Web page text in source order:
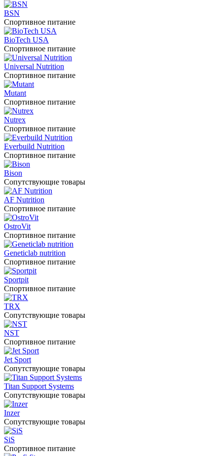
BSN
Спортивное питание
BioTech USA
Спортивное питание
Universal Nutrition
Спортивное питание
Mutant
Спортивное питание
Nutrex
Спортивное питание
Everbuild Nutrition
Спортивное питание
Bison
Сопутствующие товары
AF Nutrition
Спортивное питание
OstroVit
Спортивное питание
Geneticlab nutrition
Спортивное питание
Sportpit
Спортивное питание
TRX
Сопутствующие товары
NST
Спортивное питание
Jet Sport
Сопутствующие товары
Titan Support Systems
Сопутствующие товары
Inzer
Сопутствующие товары
SiS
Спортивное питание